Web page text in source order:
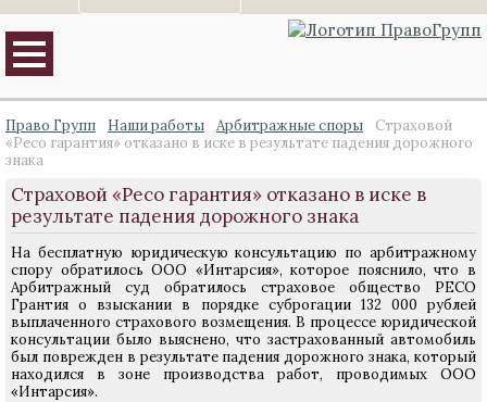
Право Групп Наши работы Арбитражные споры
Страховой
«Ресо гарантия» отказано в иске в результате падения дорожного
знака
Страховой «Ресо гарантия» отказано в иске в
результате падения дорожного знака
На бесплатную юридическую консультацию по арбитражному
спору обратилось ООО «Интарсия», которое пояснило, что в
Арбитражный суд обратилось страховое общество РЕСО
Грантия о взыскании в порядке суброгации 132 000 рублей
выплаченного страхового возмещения. В процессе юридической
консультации было выяснено, что застрахованный автомобиль
был поврежден в результате падения дорожного знака, который
находился в зоне производства работ, проводимых ООО
«Интарсия».